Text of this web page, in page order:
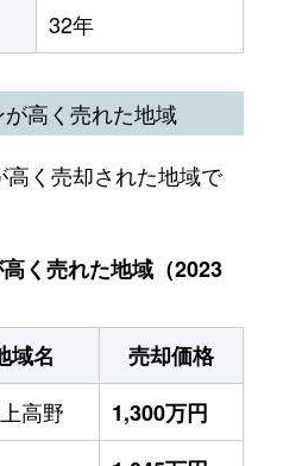
32年
高く売れた地域
く売却された地域で
く売れた地域（2023
域名
売却価格
高野
1,300万円